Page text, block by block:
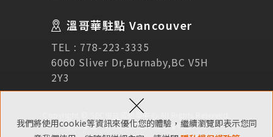
我們將使用cookie等資訊來優化您的體驗，繼續瀏覽即表示您同
×
立即諮詢
溫哥華駐點 Vancouver
TEL : 778-223-3335
6060 Sliver Dr,Burnaby,BC V5H
2Y3
Copyright © SEC協益留遊學中心 All Rights Reserved.
網頁維護 ：NSC網頁設計 隱私權保護政策